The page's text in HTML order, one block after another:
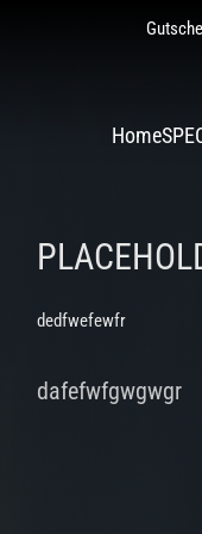
Home
dedfwefewfr
dafefwfgwgwgr